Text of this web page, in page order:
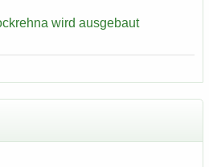
wird aus­ge­baut